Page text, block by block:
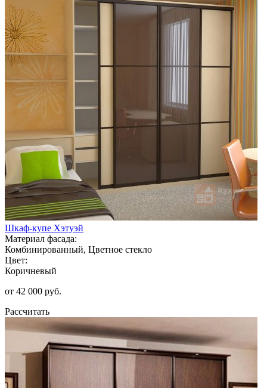
Шкаф-купе Хэтуэй
Материал фасада:
Комбинированный, Цветное стекло
Цвет:
Коричневый
от 42 000 руб.
Рассчитать